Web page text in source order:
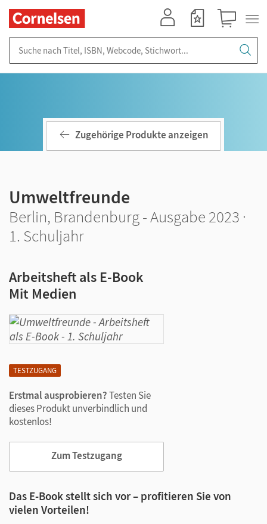
TESTZUGANG
Erstmal ausprobieren?Testen Sie
dieses Produkt unverbindlich und
kostenlos!
Zum Testzugang
Zugehörige Produkte anzeigen
Umweltfreunde
Berlin, Brandenburg - Ausgabe 2023 ·
1. Schuljahr
Arbeitsheft als E-Book
Mit Medien
Das E-Book stellt sich vor – profitieren Sie von
vielen Vorteilen!